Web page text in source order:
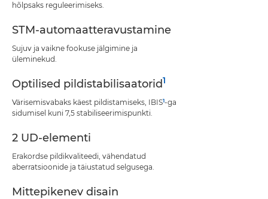
hõlpsaks reguleerimiseks.
STM-automaatteravustamine
Sujuv ja vaikne fookuse jälgimine ja
üleminekud.
Optilised pildistabilisaatorid1
Värisemisvabaks käest pildistamiseks, IBIS1-ga
sidumisel kuni 7,5 stabiliseerimispunkti.
2 UD-elementi
Erakordse pildikvaliteedi, vähendatud
aberratsioonide ja täiustatud selgusega.
Mittepikenev disain